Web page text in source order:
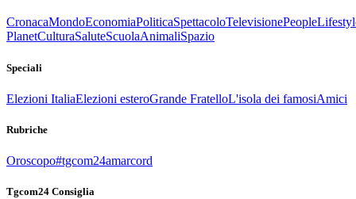
CronacaMondoEconomiaPoliticaSpettacoloTelevisionePeople
PlanetCulturaSaluteScuolaAnimaliSpazio
Speciali
Elezioni ItaliaElezioni esteroGrande FratelloL'isola dei famosiAmici
Rubriche
Oroscopo#tgcom24amarcord
Tgcom24 Consiglia